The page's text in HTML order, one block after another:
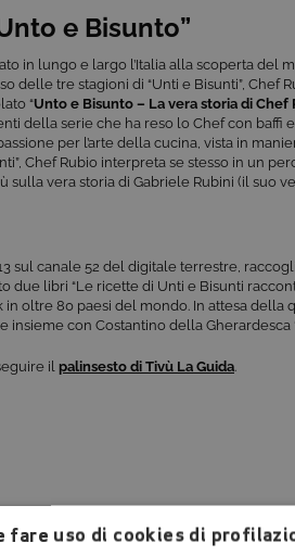
e Bisunto”
in lungo e largo l’Italia alla scoperta del
delle tre stagioni di “Unti e Bisunti”, Chef
“Unto e Bisunto – La vera storia di Chef
della serie che ha reso lo Chef con baffi
per l’arte della cucina, vista in
Chef Rubio interpreta se stesso in un
sulla vera storia di Gabriele Rubini (il suo
sul canale 52 del digitale terrestre,
due libri “Le ricette di Unti e Bisunti
oltre 80 paesi del mondo. In attesa della
insieme con Costantino della Gherardesca
il palinsesto di Tivù La Guida.
fare uso di cookies di